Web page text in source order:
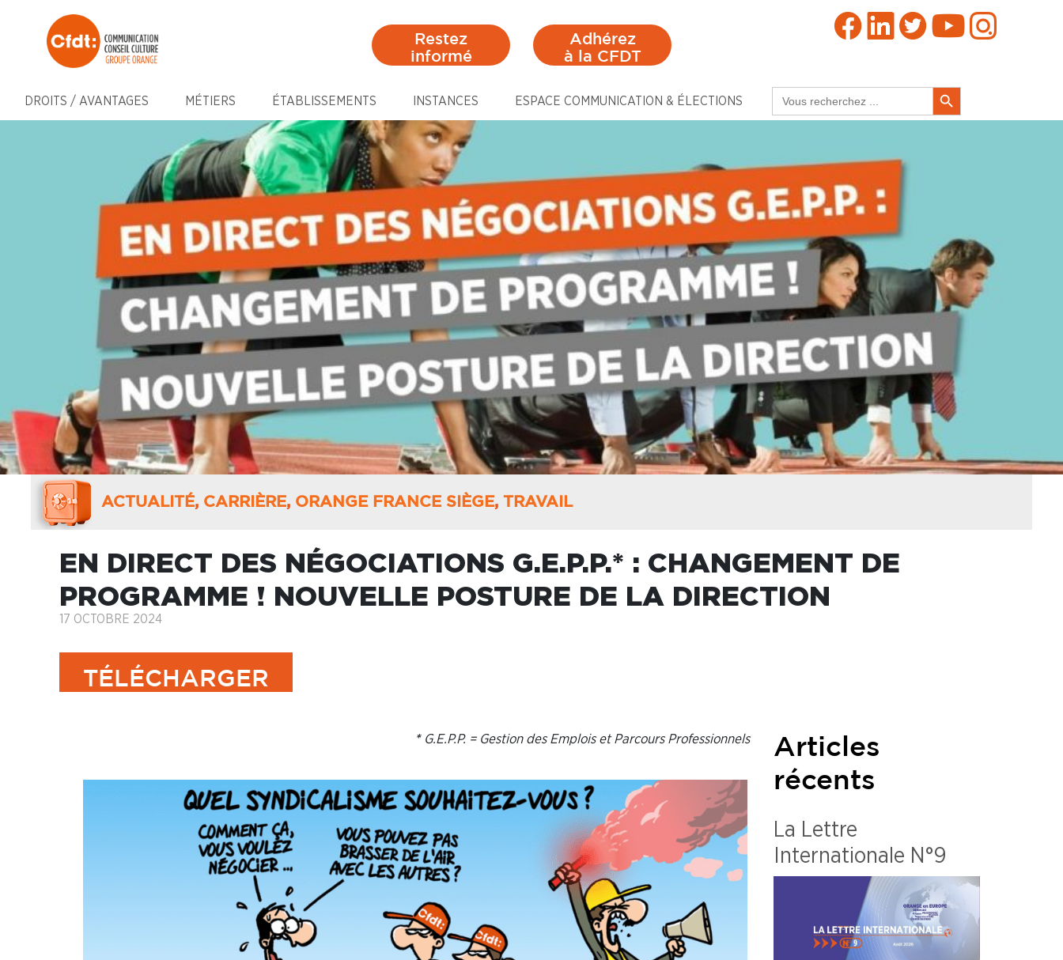
Restez
informé
Adhérez
à la CFDT
DROITS / AVANTAGES MÉTIERS ÉTABLISSEMENTS INSTANCES ESPACE COMMUNICATION & ÉLECTIONS
for:
Search Button
ACTUALITÉ, CARRIÈRE, ORANGE FRANCE SIÈGE, TRAVAIL
EN DIRECT DES NÉGOCIATIONS G.E.P.P.* : CHANGEMENT DE
PROGRAMME ! NOUVELLE POSTURE DE LA DIRECTION
17 OCTOBRE 2024
TÉLÉCHARGER
* G.E.P.P. = Gestion des Emplois et Parcours Professionnels
Articles
récents
La Lettre
Internationale N°9